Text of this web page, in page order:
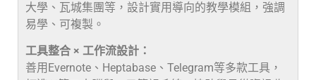
大學、瓦城集團等，設計實用導向的教學模組，強調
易學、可複製。
工具整合 × 工作流設計：
善用Evernote、Heptabase、Telegram等多款工具，